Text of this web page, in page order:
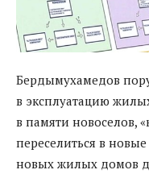
Бердымухамедов
в эксплуатацию
в памяти новоселов,
переселиться в
новых жилых домов